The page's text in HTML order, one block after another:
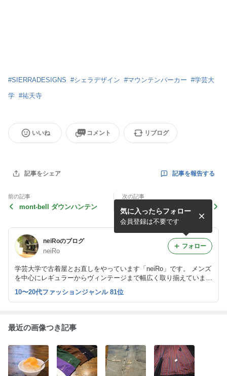
#SIERRADESIGNS #シェラデザイン #マウンテンパーカー #学芸大
学 #祐天寺
いいね コメント リブログ
記事をシェア 記事を報告する
前の記事
mont-bell ダウンハンテン
次の記事
Barbour BEDALE SL オイ
ルドジャケット
neiRoのブログ
neiRo
学芸大学で古着屋とお直しをやっています「neiRo」です。 メンズ
を中心にレギュラーからヴィンテージまで幅広く取り揃えていま
ろしくお願いします。
気に入ったらフォロー
会員登録は不要です
フォロー
10〜20代ファッションジャンル 81位
最近の画像つき記事